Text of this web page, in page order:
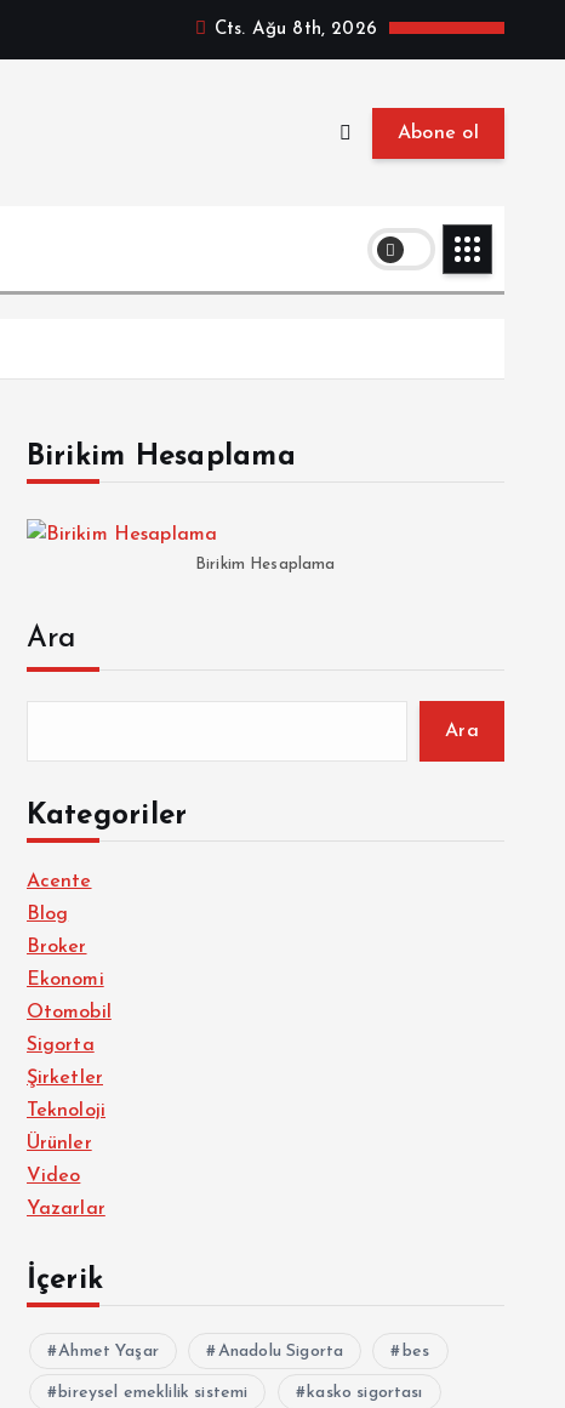
Cts. Ağu 8th, 2026
Abone ol
Birikim Hesaplama
Birikim Hesaplama
Ara
Ara
Kategoriler
Acente
Blog
Broker
Ekonomi
Otomobil
Sigorta
Şirketler
Teknoloji
Ürünler
Video
Yazarlar
İçerik
Ahmet Yaşar Anadolu Sigorta bes
bireysel emeklilik sistemi kasko sigortası